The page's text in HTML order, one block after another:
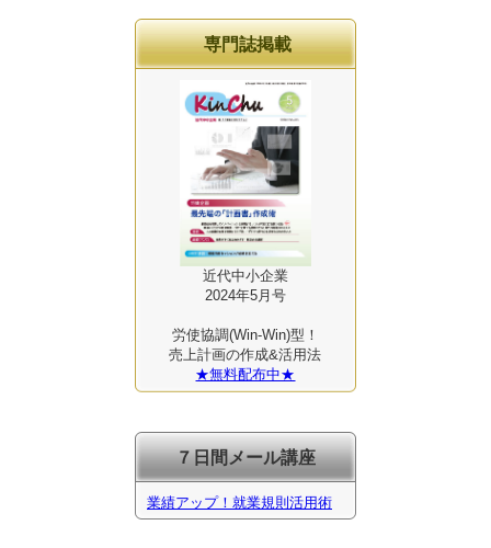
専門誌掲載
近代中小企業
2024年5月号
労使協調(Win-Win)型！
売上計画の作成&活用法
★無料配布中★
７日間メール講座
業績アップ！就業規則活用術